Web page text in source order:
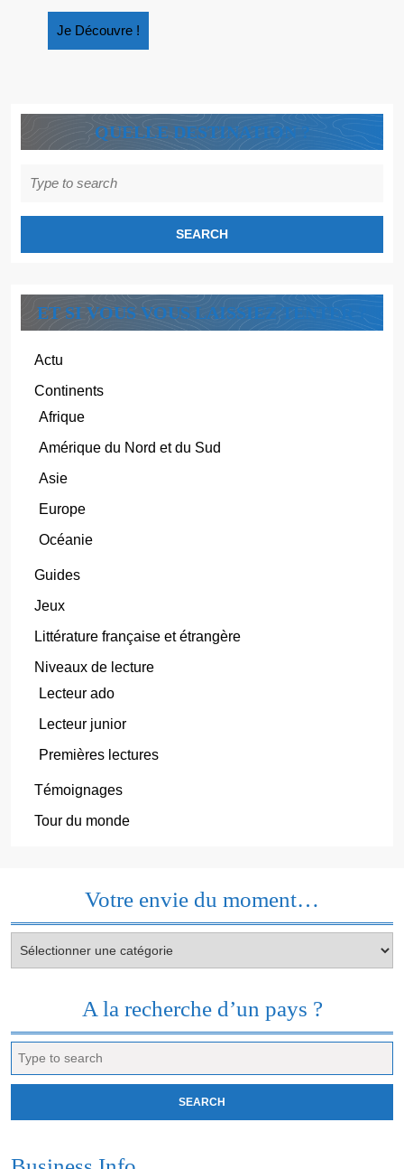
Je Découvre !
Découvre
QUELLE DESTINATION ?
for:
ET SI VOUS VOUS LAISSIEZ TENTER ?
Actu
Continents
Afrique
Amérique du Nord et du Sud
Asie
Europe
Océanie
Guides
Jeux
Littérature française et étrangère
Niveaux de lecture
Lecteur ado
Lecteur junior
Premières lectures
Témoignages
Tour du monde
Votre envie du moment…
envie
A la recherche d’un pays ?
for: